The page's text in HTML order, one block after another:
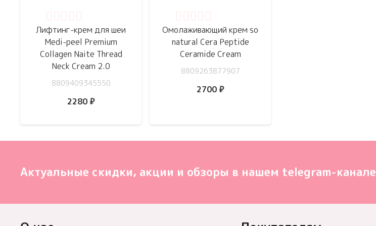
Лифтинг-крем для шеи
Medi-peel Premium
Collagen Naite Thread
Neck Cream 2.0
8809409345550
2280 ₽
Омолаживающий крем so
natural Cera Peptide
Ceramide Cream
8809263877907
2700 ₽
Актуальные скидки, акции и обзоры в нашем telegram-канале